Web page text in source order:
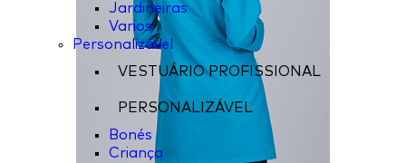
Jardineiras
Varios
Personalizável
VESTUÁRIO PROFISSIONAL
PERSONALIZÁVEL
Bonés
Criança